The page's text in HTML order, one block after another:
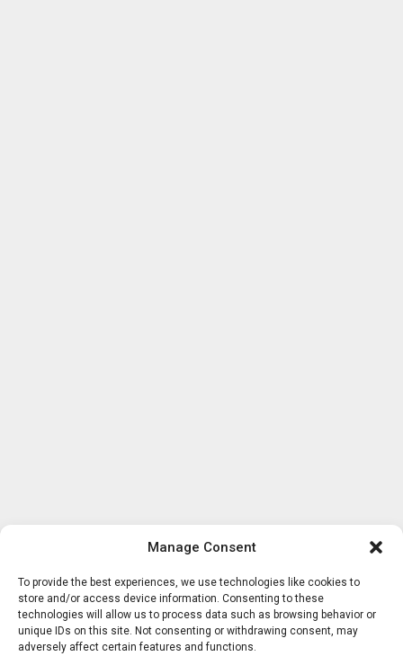
Manage Consent
To provide the best experiences, we use technologies like cookies to
store and/or access device information. Consenting to these
technologies will allow us to process data such as browsing behavior or
unique IDs on this site. Not consenting or withdrawing consent, may
adversely affect certain features and functions.